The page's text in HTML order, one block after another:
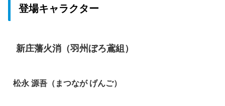
登場キャラクター
新庄藩火消（羽州ぼろ鳶組）
松永 源吾（まつなが げんご）